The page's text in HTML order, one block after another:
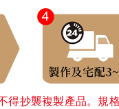
抄襲複製產品。規